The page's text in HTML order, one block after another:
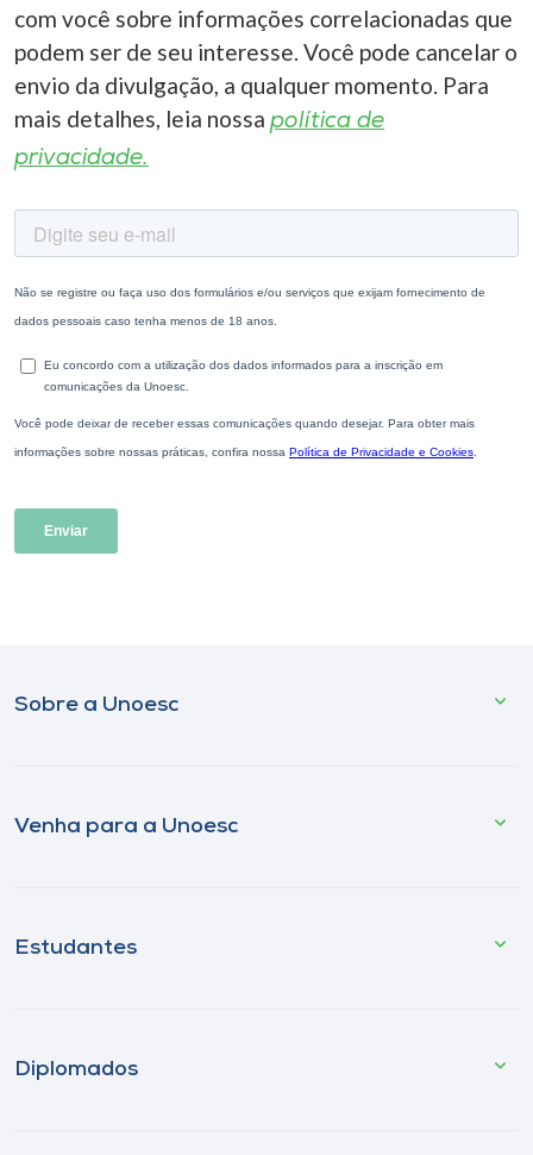
com você sobre informações correlacionadas que
podem ser de seu interesse. Você pode cancelar o
envio da divulgação, a qualquer momento. Para
mais detalhes, leia nossa política de
privacidade.
Sobre a Unoesc
Venha para a Unoesc
Estudantes
Diplomados